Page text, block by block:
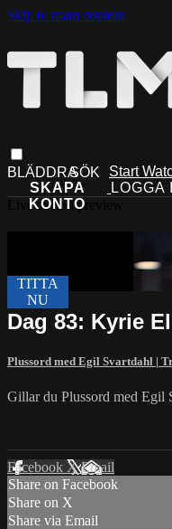
Skip to main content
Start
Live stream preview
Dag 83: Kyrie
Plussord med Egil Svartdahl |
Gillar du Plussord med Egil
Facebook XEmail
Share on Facebook
Share on X
Share via Email